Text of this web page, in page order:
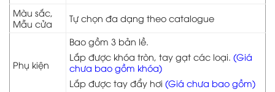
Màu sắc,
Mẫu cửa
Tự chọn đa dạng theo catalogue
Phụ kiện
Bao gồm 3 bản lề.
Lắp được khóa tròn, tay gạt các loại. (Giá
chưa bao gồm khóa)
Lắp được tay đẩy hơi (Giá chưa bao gồm)